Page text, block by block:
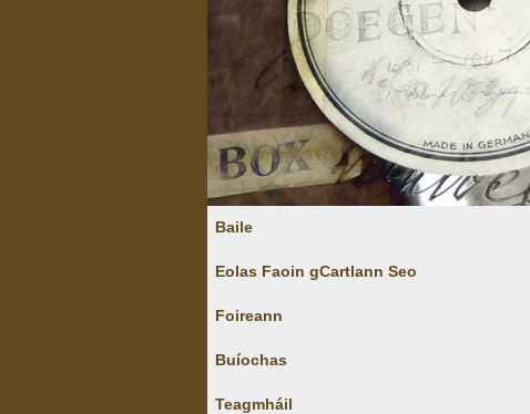
Baile
Eolas Faoin gCartlann Seo
Foireann
Buíochas
Teagmháil